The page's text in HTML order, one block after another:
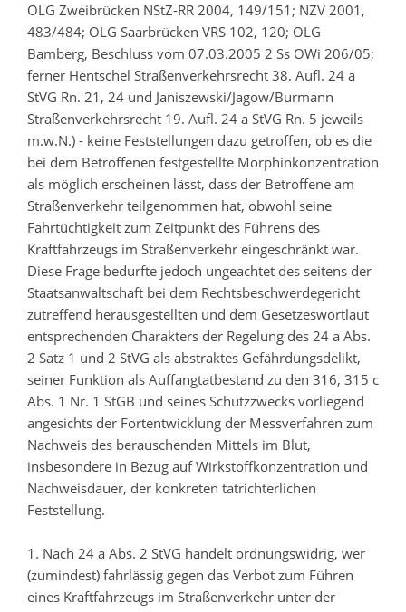
OLG Zweibrücken NStZ-RR 2004, 149/151; NZV 2001,
483/484; OLG Saarbrücken VRS 102, 120; OLG
Bamberg, Beschluss vom 07.03.2005 2 Ss OWi 206/05;
ferner Hentschel Straßenverkehrsrecht 38. Aufl. 24 a
StVG Rn. 21, 24 und Janiszewski/Jagow/Burmann
Straßenverkehrsrecht 19. Aufl. 24 a StVG Rn. 5 jeweils
m.w.N.) - keine Feststellungen dazu getroffen, ob es die
bei dem Betroffenen festgestellte Morphinkonzentration
als möglich erscheinen lässt, dass der Betroffene am
Straßenverkehr teilgenommen hat, obwohl seine
Fahrtüchtigkeit zum Zeitpunkt des Führens des
Kraftfahrzeugs im Straßenverkehr eingeschränkt war.
Diese Frage bedurfte jedoch ungeachtet des seitens der
Staatsanwaltschaft bei dem Rechtsbeschwerdegericht
zutreffend herausgestellten und dem Gesetzeswortlaut
entsprechenden Charakters der Regelung des 24 a Abs.
2 Satz 1 und 2 StVG als abstraktes Gefährdungsdelikt,
seiner Funktion als Auffangtatbestand zu den 316, 315 c
Abs. 1 Nr. 1 StGB und seines Schutzzwecks vorliegend
angesichts der Fortentwicklung der Messverfahren zum
Nachweis des berauschenden Mittels im Blut,
insbesondere in Bezug auf Wirkstoffkonzentration und
Nachweisdauer, der konkreten tatrichterlichen
Feststellung.
1. Nach 24 a Abs. 2 StVG handelt ordnungswidrig, wer
(zumindest) fahrlässig gegen das Verbot zum Führen
eines Kraftfahrzeugs im Straßenverkehr unter der